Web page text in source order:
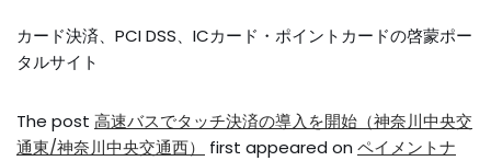
カード決済、PCI DSS、ICカード・ポイントカードの啓蒙ポー
タルサイト
The post 高速バスでタッチ決済の導入を開始（神奈川中央交
通東/神奈川中央交通西）
first appeared on ペイメントナ